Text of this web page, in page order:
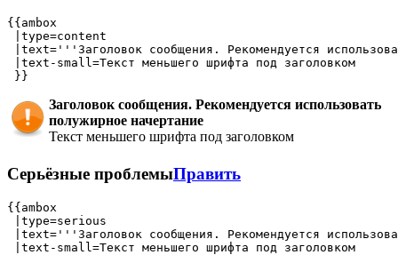
{{ambox
|type=content
|text='''Заголовок сообщения. Рекомендуется
|text-small=Текст меньшего шрифта под заголовком
Заголовок сообщения. Рекомендуется использовать
полужирное начертание
Текст меньшего шрифта под заголовком
Серьёзные проблемыПравить
{{ambox
|type=serious
|text='''Заголовок сообщения. Рекомендуется
|text-small=Текст меньшего шрифта под заголовком